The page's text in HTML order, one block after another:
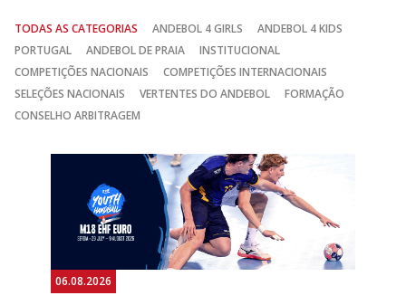
TODAS AS CATEGORIAS ANDEBOL 4 GIRLS
ANDEBOL 4 KIDS
PORTUGAL
ANDEBOL DE PRAIA
INSTITUCIONAL
COMPETIÇÕES NACIONAIS
COMPETIÇÕES INTERNACIONAIS
SELEÇÕES NACIONAIS
VERTENTES DO ANDEBOL
FORMAÇÃO
CONSELHO ARBITRAGEM
06.08.2026